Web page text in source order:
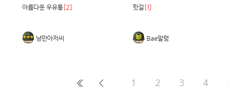
아름다운 우유통 [2]
낭만아저씨
핫걸 [1]
Bae말랭
1 2 3 4